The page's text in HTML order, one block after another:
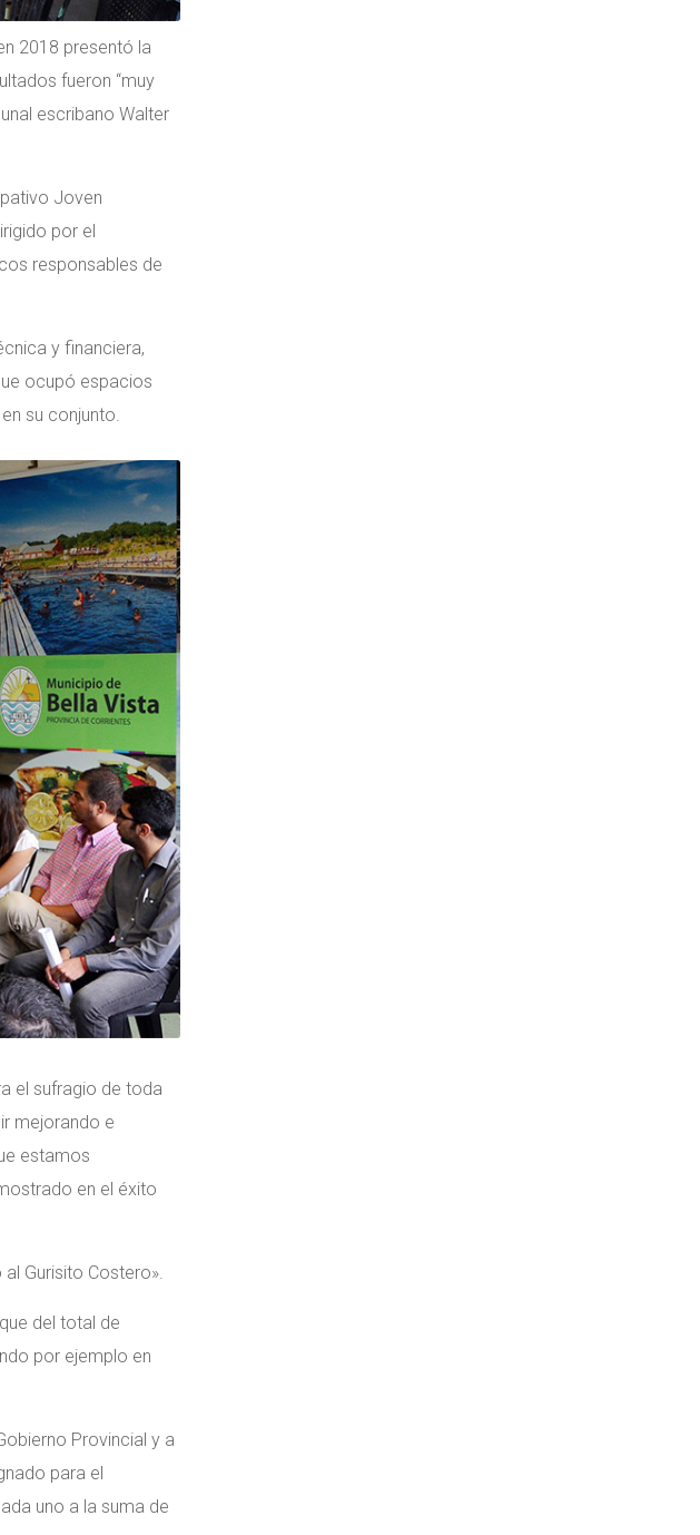
2018 presentó la
fueron “muy
escribano Walter
Joven
por el
responsables de
y financiera,
ocupó espacios
su conjunto.
el sufragio de toda
mejorando e
estamos
en el éxito
Gurisito Costero».
del total de
por ejemplo en
Provincial y a
para el
uno a la suma de